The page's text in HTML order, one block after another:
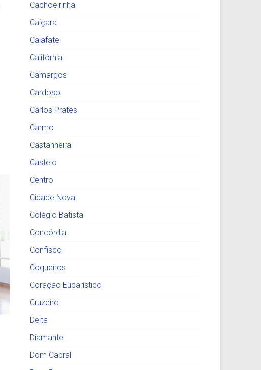
Cachoeirinha
Caiçara
Calafate
Califórnia
Camargos
Cardoso
Carlos Prates
Carmo
Castanheira
Castelo
Centro
Cidade Nova
Colégio Batista
Concórdia
Confisco
Coqueiros
Coração Eucarístico
Cruzeiro
Delta
Diamante
Dom Cabral